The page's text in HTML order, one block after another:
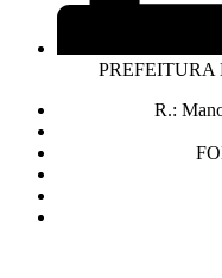
R.: